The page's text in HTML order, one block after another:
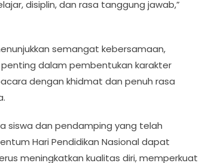
disiplin, dan rasa tanggung jawab,”
semangat kebersamaan,
dalam pembentukan karakter
dengan khidmat dan penuh rasa
siswa dan pendamping yang telah
Hari Pendidikan Nasional dapat
meningkatkan kualitas diri, memperkuat